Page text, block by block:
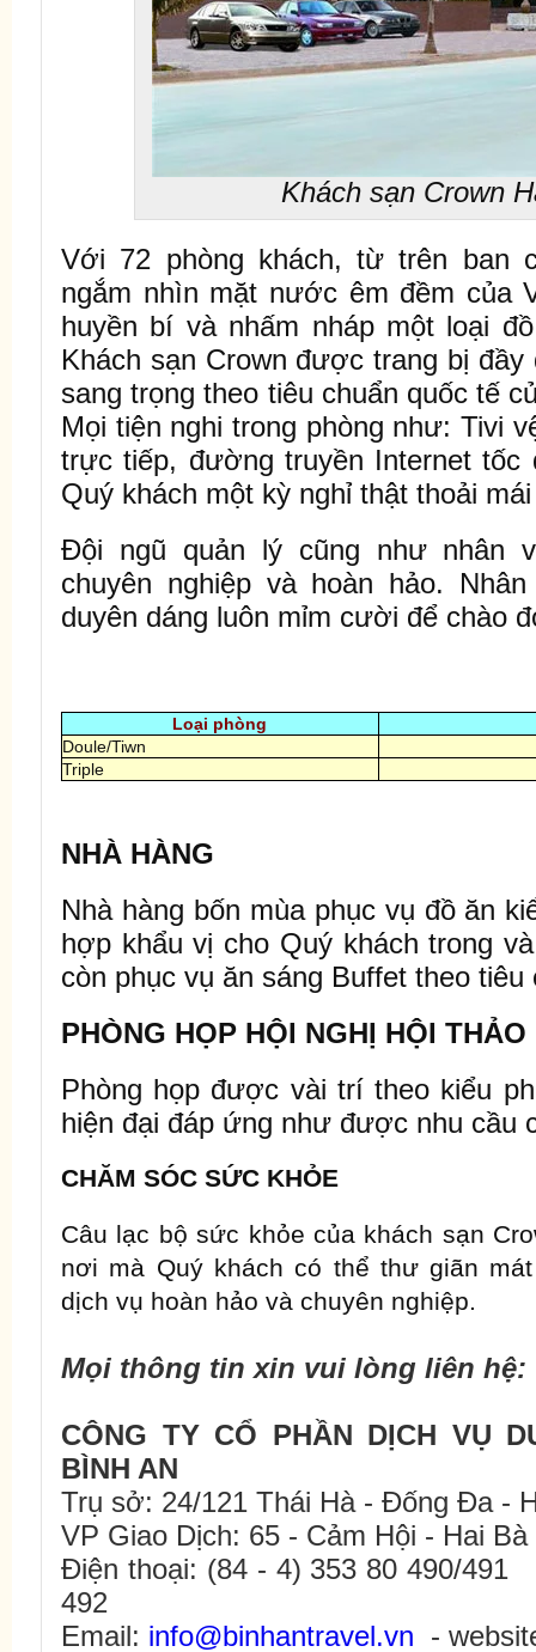
Khách sạn Crown
Với 72 phòng khách, từ trên ban
ngắm nhìn mặt nước êm đềm của
huyền bí và nhấm nháp một loại
Khách sạn Crown được trang bị
sang trọng theo tiêu chuẩn quốc tế
Mọi tiện nghi trong phòng như: Tivi
trực tiếp, đường truyền Internet tốc
Quý khách một kỳ nghỉ thật thoải
Đội ngũ quản lý cũng như nhân
chuyên nghiệp và hoàn hảo.
duyên dáng luôn mỉm cười để chào
Loại phòng
Doule/Tiwn
Triple
NHÀ HÀNG
Nhà hàng bốn mùa phục vụ đồ ăn
hợp khẩu vị cho Quý khách trong
còn phục vụ ăn sáng Buffet theo tiêu
PHÒNG HỌP HỘI NGHỊ HỘI THẢO
Phòng họp được vài trí theo kiểu
hiện đại đáp ứng như được nhu cầu
CHĂM SÓC SỨC KHỎE
Câu lạc bộ sức khỏe của khách sạn
nơi mà Quý khách có thể thư giãn
dịch vụ hoàn hảo và chuyên nghiệp.
Mọi thông tin xin vui lòng liên hệ:
CÔNG TY CỔ PHẦN DỊCH VỤ
BÌNH AN
Trụ sở: 24/121 Thái Hà - Đống Đa -
VP Giao Dịch: 65 - Cảm Hội - Hai
Điện thoại: (84 - 4) 353 80 490/
492
Email: info@binhantravel.vn -